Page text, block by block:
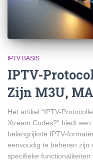
IPTV BASIS
IPTV-
Zijn M3U,
Het artikel “IPTV-
Xtream Codes?” biedt
belangrijkste IPTV-
eenvoudig te beheren zijn
specifieke